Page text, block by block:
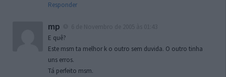
Responder
mp
E quê?
Este msm ta melhor k o outro sem duvida. O outro tinha
uns erros.
Tá perfeito msm.